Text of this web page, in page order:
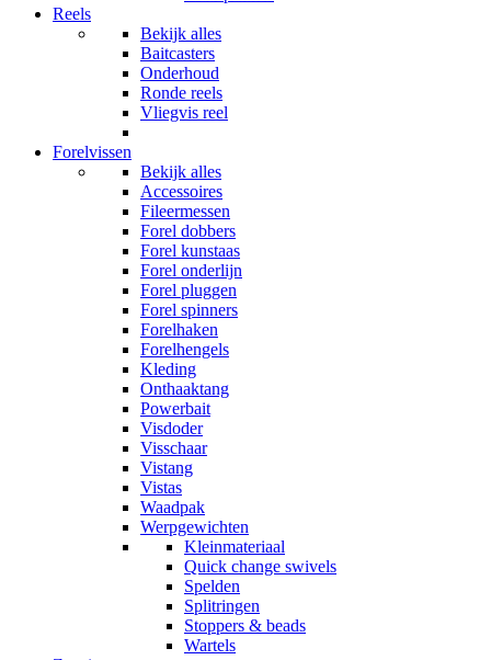
Reels
Bekijk alles
Baitcasters
Onderhoud
Ronde reels
Vliegvis reel
Forelvissen
Bekijk alles
Accessoires
Fileermessen
Forel dobbers
Forel kunstaas
Forel onderlijn
Forel pluggen
Forel spinners
Forelhaken
Forelhengels
Kleding
Onthaaktang
Powerbait
Visdoder
Visschaar
Vistang
Vistas
Waadpak
Werpgewichten
Kleinmateriaal
Quick change swivels
Spelden
Splitringen
Stoppers & beads
Wartels